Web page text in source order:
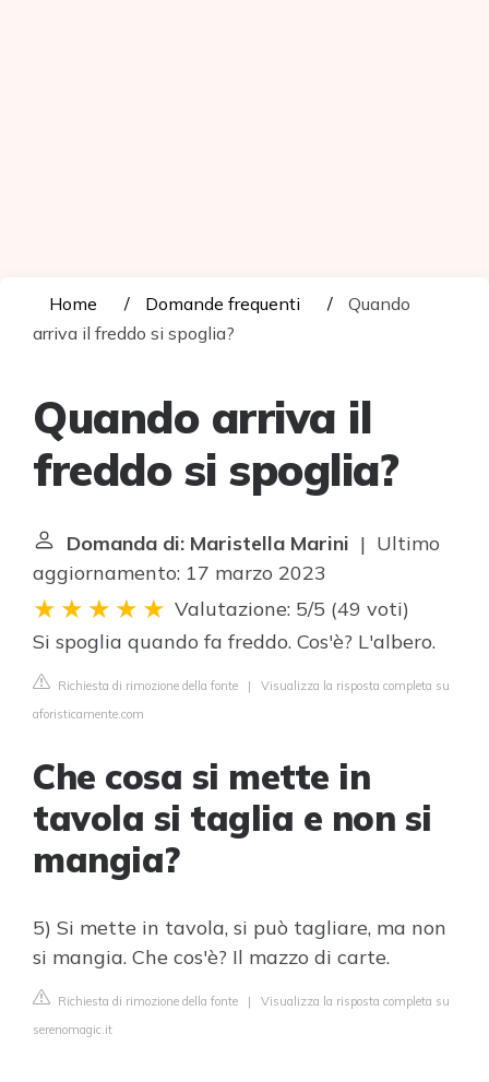
Home Domande frequenti
Quando
arriva il freddo si spoglia?
Quando arriva il
freddo si spoglia?
Domanda di: Maristella Marini | Ultimo
aggiornamento: 17 marzo 2023
Valutazione: 5/5 (49 voti)
Si spoglia quando fa freddo. Cos'è? L'albero.
Richiesta di rimozione della fonte | Visualizza la risposta completa su
aforisticamente.com
Che cosa si mette in
tavola si taglia e non si
mangia?
5) Si mette in tavola, si può tagliare, ma non
si mangia. Che cos'è? Il mazzo di carte.
Richiesta di rimozione della fonte | Visualizza la risposta completa su
serenomagic.it